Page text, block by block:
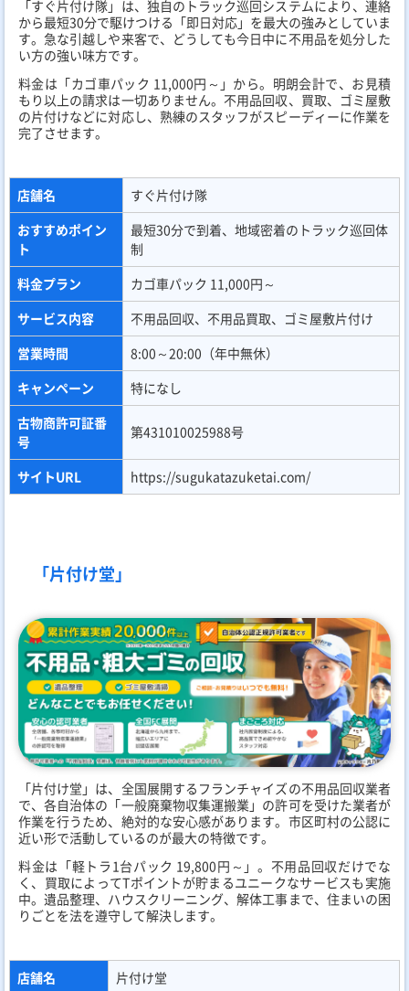
「すぐ片付け隊」は、独自のトラック巡回システムにより、連絡
から最短30分で駆けつける「即日対応」を最大の強みとしていま
す。急な引越しや来客で、どうしても今日中に不用品を処分した
い方の強い味方です。
料金は「カゴ車パック 11,000円～」から。明朗会計で、お見積
もり以上の請求は一切ありません。不用品回収、買取、ゴミ屋敷
の片付けなどに対応し、熟練のスタッフがスピーディーに作業を
完了させます。
店舗名
すぐ片付け隊
おすすめポイン
ト
最短30分で到着、地域密着のトラック巡回体
制
料金プラン
カゴ車パック 11,000円～
サービス内容
不用品回収、不用品買取、ゴミ屋敷片付け
営業時間
8:00～20:00（年中無休）
キャンペーン
特になし
古物商許可証番
号
第431010025988号
サイトURL https://sugukatazuketai.com/
「片付け堂」
「片付け堂」は、全国展開するフランチャイズの不用品回収業者
で、各自治体の「一般廃棄物収集運搬業」の許可を受けた業者が
作業を行うため、絶対的な安心感があります。市区町村の公認に
近い形で活動しているのが最大の特徴です。
料金は「軽トラ1台パック 19,800円～」。不用品回収だけでな
く、買取によってTポイントが貯まるユニークなサービスも実施
中。遺品整理、ハウスクリーニング、解体工事まで、住まいの困
りごとを法を遵守して解決します。
店舗名
片付け堂